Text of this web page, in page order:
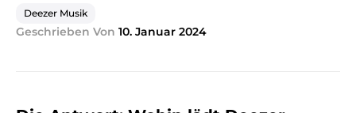
Deezer Musik
Geschrieben Von 10. Januar 2024